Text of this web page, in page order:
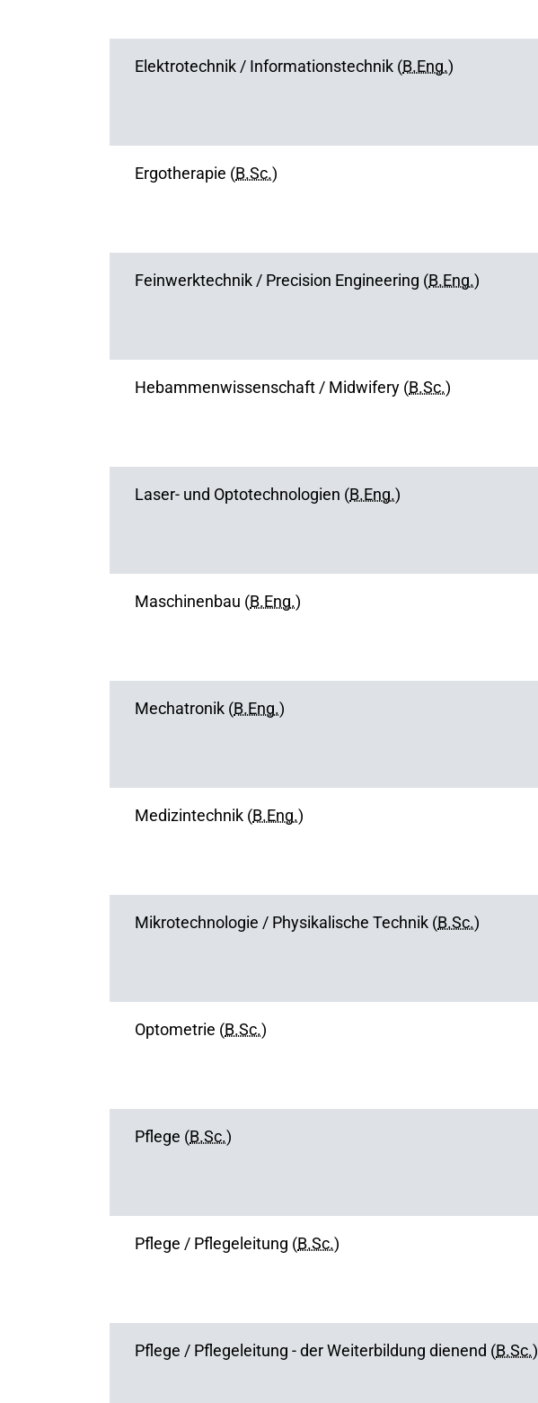
Elektrotechnik / Informationstechnik (B.Eng.)
Ergotherapie (B.Sc.)
Feinwerktechnik / Precision Engineering (B.Eng.)
Hebammenwissenschaft / Midwifery (B.Sc.)
Laser- und Optotechnologien (B.Eng.)
Maschinenbau (B.Eng.)
Mechatronik (B.Eng.)
Medizintechnik (B.Eng.)
Mikrotechnologie / Physikalische Technik (B.Sc.)
Optometrie (B.Sc.)
Pflege (B.Sc.)
Pflege / Pflegeleitung (B.Sc.)
Pflege / Pflegeleitung - der Weiterbildung dienend (B.Sc.)